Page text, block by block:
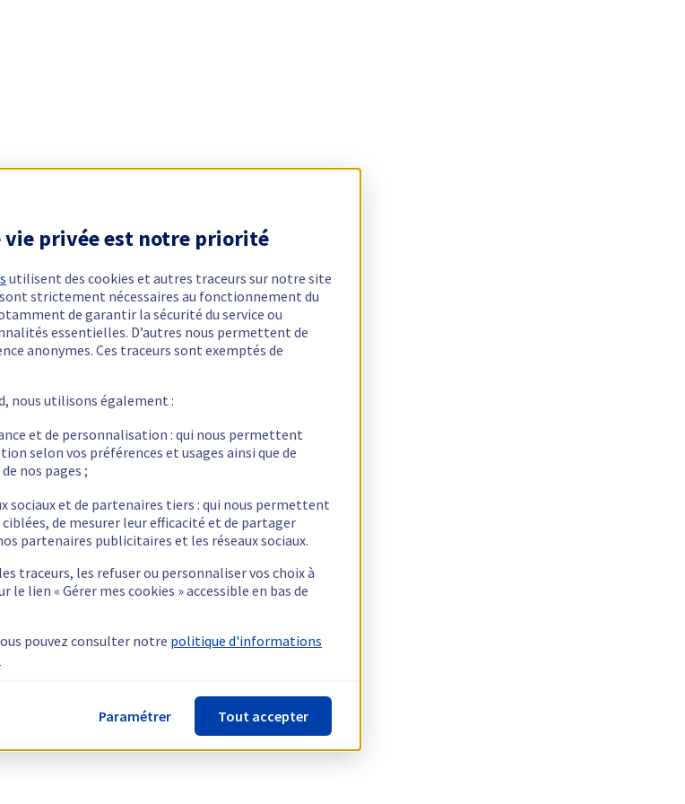
vie privée est notre priorité
utilisent des cookies et autres traceurs sur notre site
strictement nécessaires au fonctionnement du
de garantir la sécurité du service ou
essentielles. D’autres nous permettent de
anonymes. Ces traceurs sont exemptés de
nous utilisons également :
et de personnalisation : qui nous permettent
selon vos préférences et usages ainsi que de
nos pages ;
sociaux et de partenaires tiers : qui nous permettent
de mesurer leur efficacité et de partager
partenaires publicitaires et les réseaux sociaux.
traceurs, les refuser ou personnaliser vos choix à
lien « Gérer mes cookies » accessible en bas de
pouvez consulter notre politique d'informations
Paramétrer Tout accepter